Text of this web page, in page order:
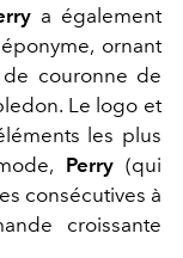
a également
ornant
couronne de
Le logo et
les plus
Perry(qui
consécutives à
croissante